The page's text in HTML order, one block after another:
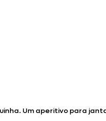
Um aperitivo para